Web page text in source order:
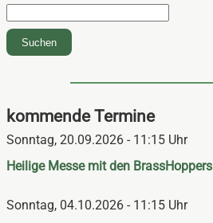
Suchen
kommende Termine
Sonntag, 20.09.2026 - 11:15 Uhr
Heilige Messe mit den BrassHoppers
Sonntag, 04.10.2026 - 11:15 Uhr